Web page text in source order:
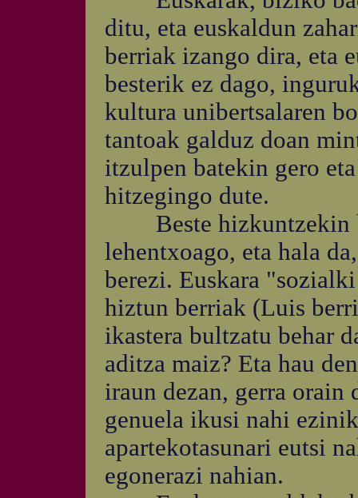
ditu, eta euskaldun
berriak izango dira, eta
besterik ez dago,
kultura unibertsalaren
tantoak galduz doan
itzulpen batekin gero
hitzegingo dute.
Beste hizkuntzekin
lehentxoago, eta hala
berezi. Euskara
hiztun berriak (Luis
ikastera bultzatu behar
aditza maiz? Eta hau
iraun dezan, gerra orain
genuela ikusi nahi
apartekotasunari eutsi
egonerazi nahian.